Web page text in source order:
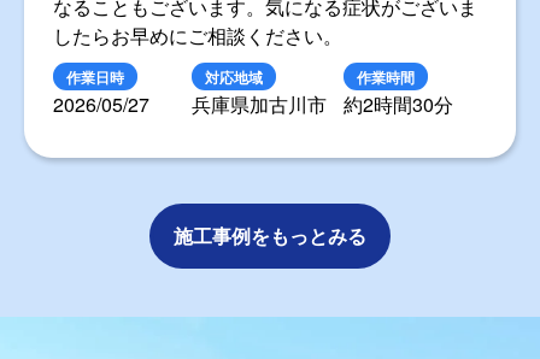
なることもございます。気になる症状がございま
したらお早めにご相談ください。
作業日時
2026/05/27
対応地域
兵庫県加古川市
作業時間
約2時間30分
施工事例をもっとみる